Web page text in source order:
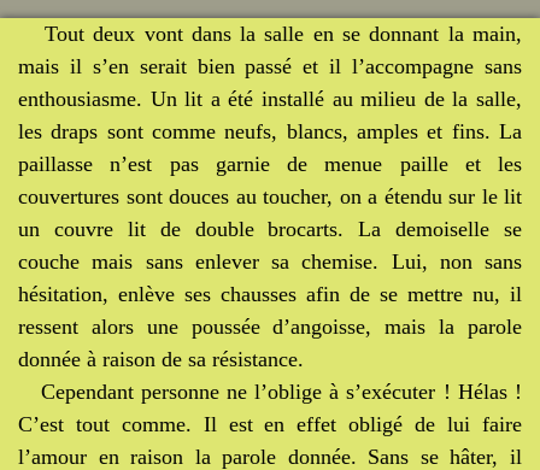
Tout deux vont dans la salle en se donnant la main,
mais il s’en serait bien passé et il l’accompagne sans
enthousiasme. Un lit a été installé au milieu de la salle,
les draps sont comme neufs, blancs, amples et fins. La
paillasse n’est pas garnie de menue paille et les
couvertures sont douces au toucher, on a étendu sur le lit
un couvre lit de double brocarts. La demoiselle se
couche mais sans enlever sa chemise. Lui, non sans
hésitation, enlève ses chausses afin de se mettre nu, il
ressent alors une poussée d’angoisse, mais la parole
donnée à raison de sa résistance.
Cependant personne ne l’oblige à s’exécuter ! Hélas !
C’est tout comme. Il est en effet obligé de lui faire
l’amour en raison la parole donnée. Sans se hâter, il